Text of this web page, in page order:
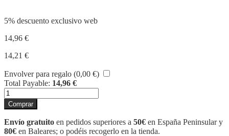
5% descuento exclusivo web
14,96 €
14,21 €
Envolver para regalo (0,00 €)
Total Payable: 14,96 €
EL
RETORN
DE
LA
MÀGIA
Comprar
Envío gratuito en pedidos superiores a 50€ en España Peninsular y
80€ en Baleares; o podéis recogerlo en la tienda.